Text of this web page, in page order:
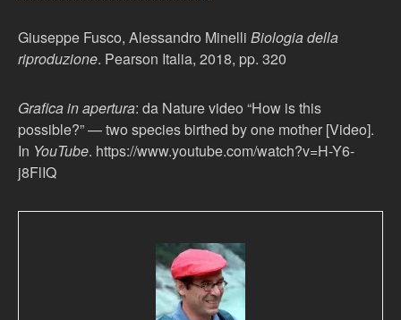
Giuseppe Fusco, Alessandro Minelli Biologia della
riproduzione. Pearson Italia, 2018, pp. 320
Grafica in apertura: da Nature video “How is this
possible?” — two species birthed by one mother [Video].
In YouTube. https://www.youtube.com/watch?v=H-Y6-
j8FlIQ